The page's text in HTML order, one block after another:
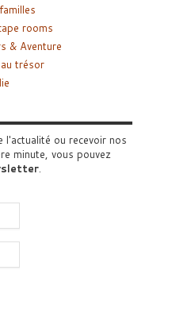
rooms
& Aventure
trésor
l'actualité ou recevoir nos
minute, vous pouvez
.